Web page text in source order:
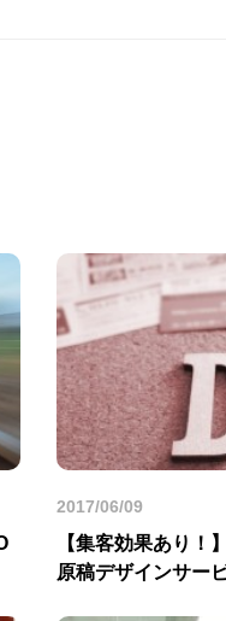
2017/06/09
【集客効果あり！
原稿デザインサー